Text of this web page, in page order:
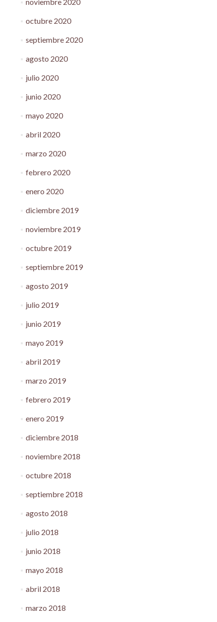
octubre 2020
septiembre 2020
agosto 2020
julio 2020
junio 2020
mayo 2020
abril 2020
marzo 2020
febrero 2020
enero 2020
diciembre 2019
noviembre 2019
octubre 2019
septiembre 2019
agosto 2019
julio 2019
junio 2019
mayo 2019
abril 2019
marzo 2019
febrero 2019
enero 2019
diciembre 2018
noviembre 2018
octubre 2018
septiembre 2018
agosto 2018
julio 2018
junio 2018
mayo 2018
abril 2018
marzo 2018